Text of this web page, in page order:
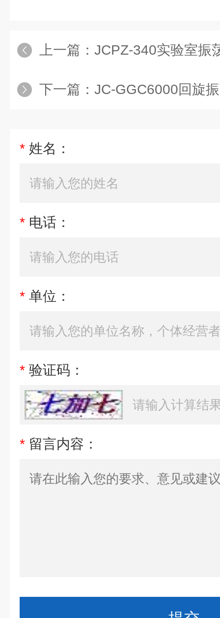
上一篇： JCPZ-340实验室振
下一篇： JC-GGC6000回旋
* 姓名：
* 电话：
* 单位：
* 验证码：
* 留言内容：